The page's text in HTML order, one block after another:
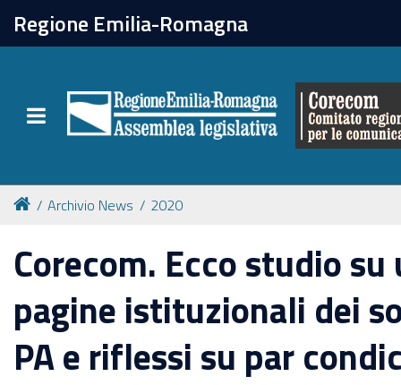
Regione Emilia-Romagna
Toggle navigation
chiudi
Le attività
Archivio News 2020
Corecom. Ecco studio
pagine istituzionali dei
PA e riflessi su par